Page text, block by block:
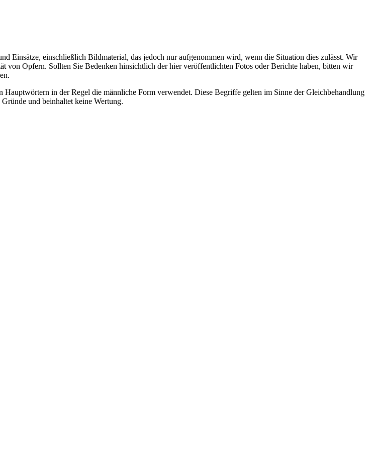
Einsätze, einschließlich Bildmaterial, das jedoch nur aufgenommen wird, wenn die Situation dies zulässt. Wir
von Opfern. Sollten Sie Bedenken hinsichtlich der hier veröffentlichten Fotos oder Berichte haben, bitten wir
Hauptwörtern in der Regel die männliche Form verwendet. Diese Begriffe gelten im Sinne der Gleichbehandlung
und beinhaltet keine Wertung.